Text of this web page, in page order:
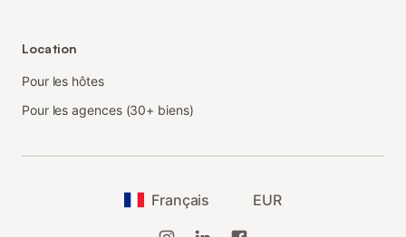
Location
Pour les hôtes
Pour les agences (30+ biens)
Français EUR